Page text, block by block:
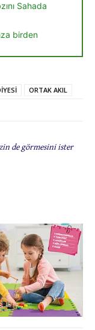
Sahada
birden
ORTAK AKIL
de görmesini ister